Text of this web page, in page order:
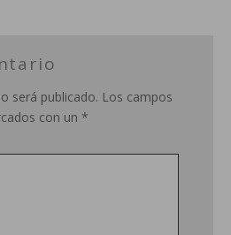
será publicado. Los campos
con un *